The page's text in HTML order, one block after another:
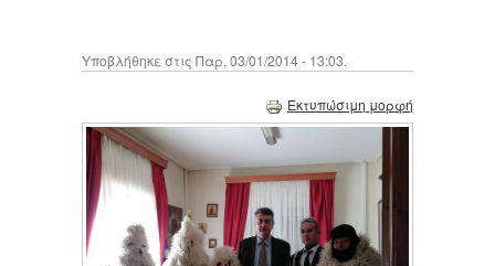
Υποβλήθηκε στις Παρ, 03/01/2014 - 13:03.
Εκτυπώσιμη μορφή